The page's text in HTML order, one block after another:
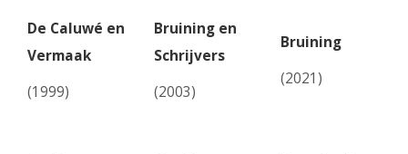
De Caluwé en
Vermaak
(1999)
Bruining en
Schrijvers
(2003)
Bruining
(2021)